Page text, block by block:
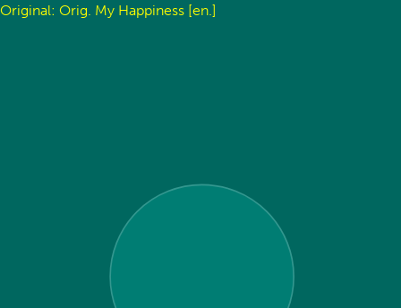
Original: Orig. My Happiness [en.]